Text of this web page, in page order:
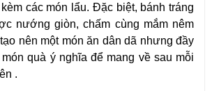
các món lẩu. Đặc biệt, bánh tráng
nướng giòn, chấm cùng mắm nêm
nên một món ăn dân dã nhưng đầy
quà ý nghĩa để mang về sau mỗi
.